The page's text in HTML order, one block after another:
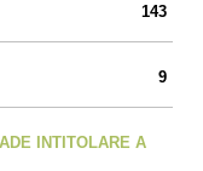
143
9
INTITOLARE A